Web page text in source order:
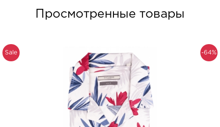
Просмотренные товары
-64%
Sale